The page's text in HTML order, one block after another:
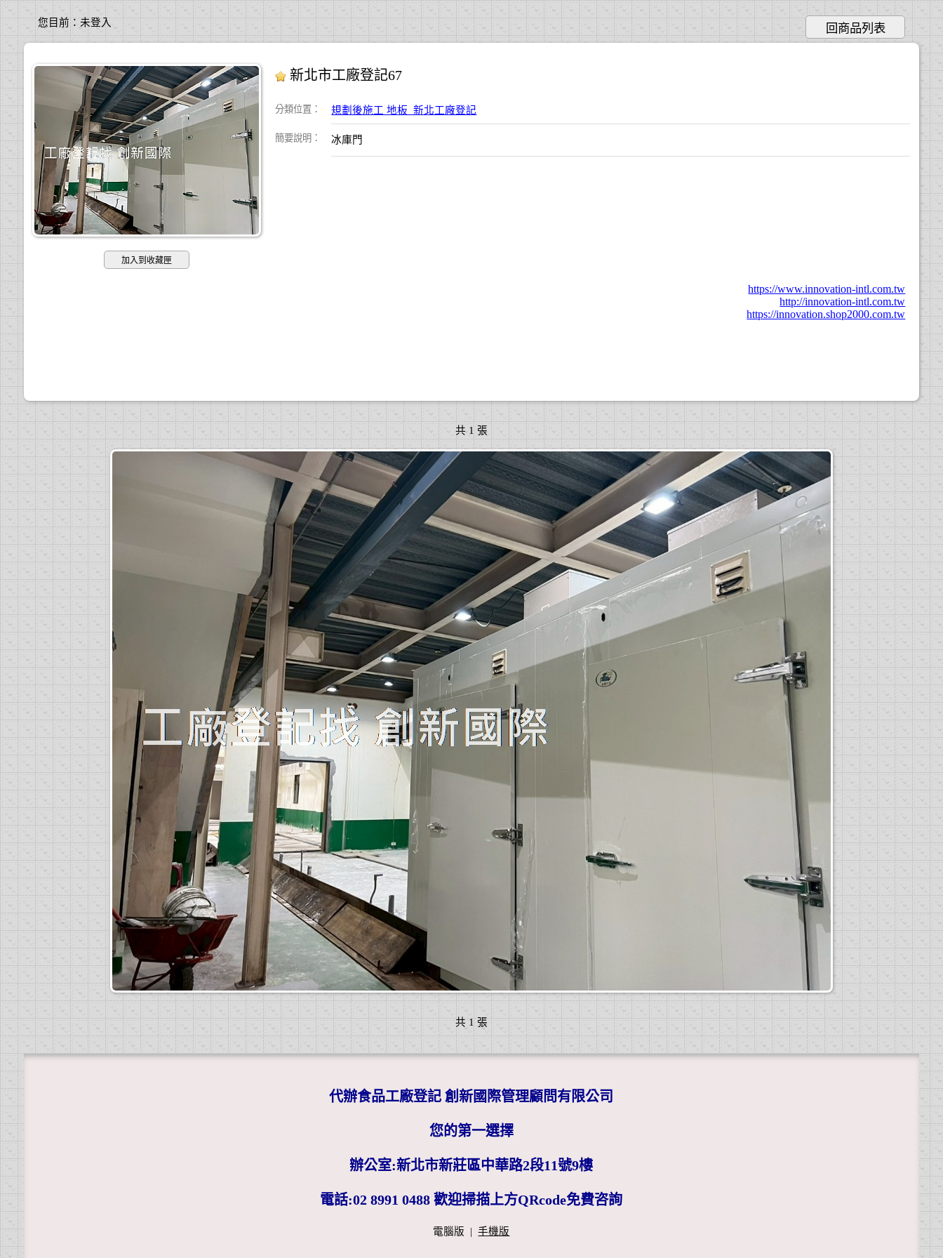
您目前： 未登入 回商品列表
加入到收藏匣
新北市工廠登記67
分類位置 ： 規劃後施工 地板_新北工廠登記
簡要說明 ： 冰庫門
https://www.innovation-intl.com.tw
http://innovation-intl.com.tw
https://innovation.shop2000.com.tw
共 1 張
共 1 張
代辦食品工廠登記 創新國際管理顧問有限公司
您的第一選擇
辦公室:新北市新莊區中華路2段11號9樓
電話:02 8991 0488 歡迎掃描上方QRcode免費咨詢
電腦版 |手機版